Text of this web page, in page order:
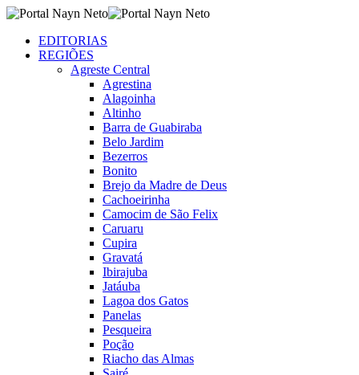
EDITORIAS
REGIÕES
Agreste Central
Agrestina
Alagoinha
Altinho
Barra de Guabiraba
Belo Jardim
Bezerros
Bonito
Brejo da Madre de Deus
Cachoeirinha
Camocim de São Felix
Caruaru
Cupira
Gravatá
Ibirajuba
Jatáuba
Lagoa dos Gatos
Panelas
Pesqueira
Poção
Riacho das Almas